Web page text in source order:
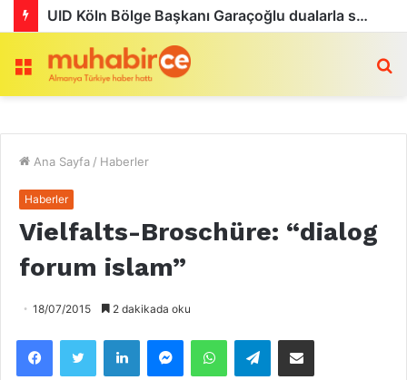
UID Köln Bölge Başkanı Garaçoğlu dualarla son yolculuğuna uğurlandı
Menü
Ana Sayfa / Haberler
Haberler
Vielfalts-Broschüre: “dialog
forum islam”
18/07/2015 2 dakikada oku
Telegram